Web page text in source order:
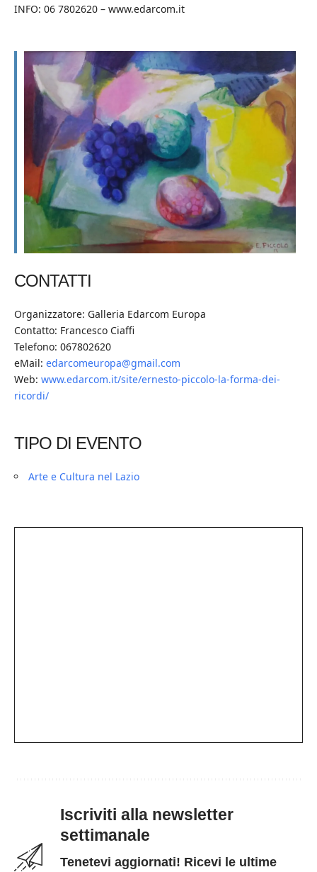
INFO: 06 7802620 – www.edarcom.it
CONTATTI
Organizzatore: Galleria Edarcom Europa
Contatto: Francesco Ciaffi
Telefono: 067802620
eMail: edarcomeuropa@gmail.com
Web: www.edarcom.it/site/ernesto-piccolo-la-forma-dei-
ricordi/
TIPO DI EVENTO
Arte e Cultura nel Lazio
Iscriviti alla newsletter
settimanale
Tenetevi aggiornati! Ricevi le ultime